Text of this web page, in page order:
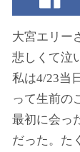
大宮エリー
悲しくて泣
私は4/23当
って生前の
最初に会っ
だった。た